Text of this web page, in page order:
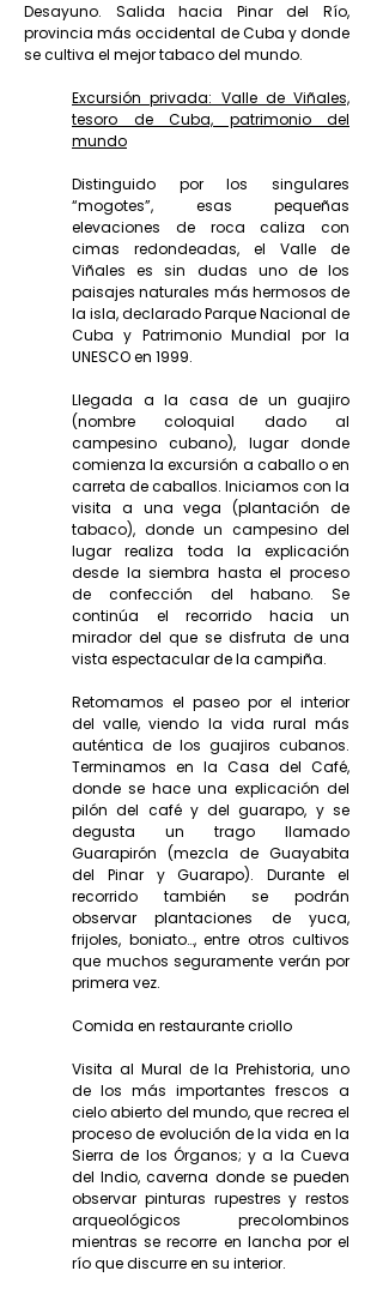
Desayuno. Salida hacia Pinar del Río,
provincia más occidental de Cuba y donde
se cultiva el mejor tabaco del mundo.
Excursión privada: Valle de Viñales,
tesoro de Cuba, patrimonio del
mundo
Distinguido por los singulares
“mogotes”, esas pequeñas
elevaciones de roca caliza con
cimas redondeadas, el Valle de
Viñales es sin dudas uno de los
paisajes naturales más hermosos de
la isla, declarado Parque Nacional de
Cuba y Patrimonio Mundial por la
UNESCO en 1999.
Llegada a la casa de un guajiro
(nombre coloquial dado al
campesino cubano), lugar donde
comienza la excursión a caballo o en
carreta de caballos. Iniciamos con la
visita a una vega (plantación de
tabaco), donde un campesino del
lugar realiza toda la explicación
desde la siembra hasta el proceso
de confección del habano. Se
continúa el recorrido hacia un
mirador del que se disfruta de una
vista espectacular de la campiña.
Retomamos el paseo por el interior
del valle, viendo la vida rural más
auténtica de los guajiros cubanos.
Terminamos en la Casa del Café,
donde se hace una explicación del
pilón del café y del guarapo, y se
degusta un trago llamado
Guarapirón (mezcla de Guayabita
del Pinar y Guarapo). Durante el
recorrido también se podrán
observar plantaciones de yuca,
frijoles, boniato…, entre otros cultivos
que muchos seguramente verán por
primera vez.
Comida en restaurante criollo
Visita al Mural de la Prehistoria, uno
de los más importantes frescos a
cielo abierto del mundo, que recrea el
proceso de evolución de la vida en la
Sierra de los Órganos; y a la Cueva
del Indio, caverna donde se pueden
observar pinturas rupestres y restos
arqueológicos precolombinos
mientras se recorre en lancha por el
río que discurre en su interior.